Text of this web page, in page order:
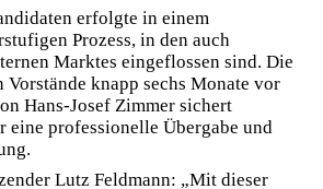
erfolgte in einem
Prozess, in den auch
Marktes eingeflossen sind. Die
Vorstände knapp sechs Monate vor
Hans-Josef Zimmer sichert
eine professionelle Übergabe und
Lutz Feldmann: „Mit dieser